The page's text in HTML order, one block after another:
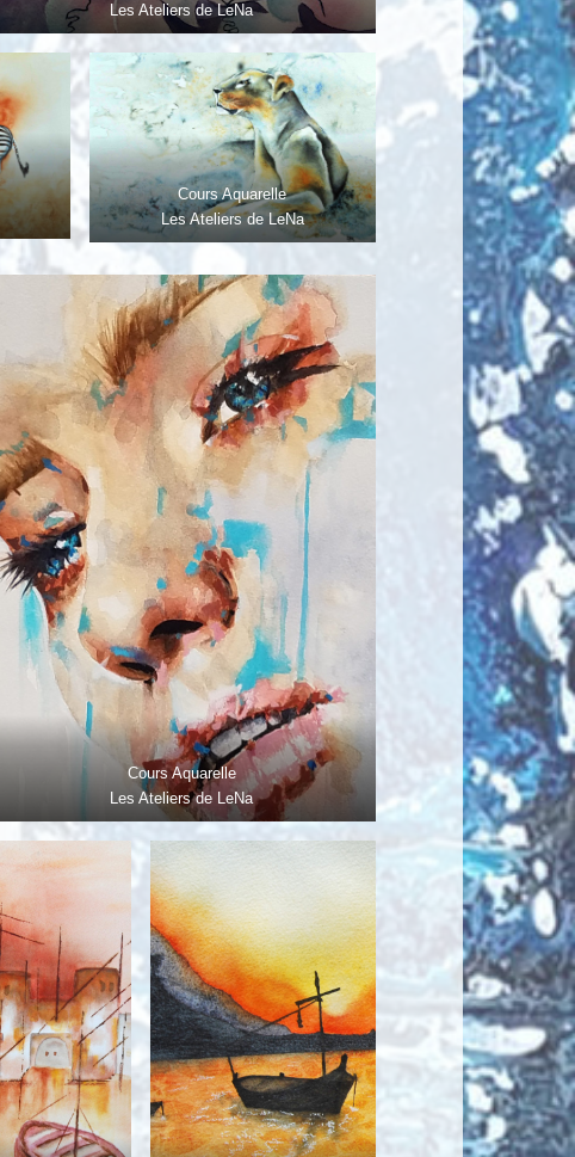
Les Ateliers de LeNa
Cours Aquarelle
Les Ateliers de LeNa
Cours Aquarelle
Les Ateliers de LeNa